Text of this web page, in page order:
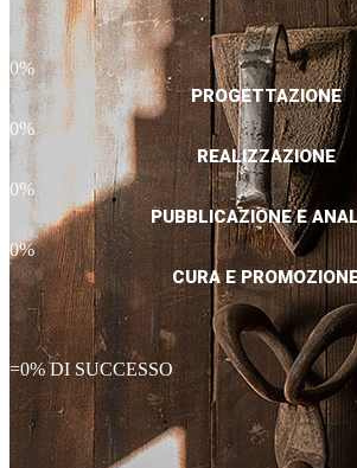
0%
PROGETTAZIONE
0%
REALIZZAZIONE
0%
PUBBLICAZIONE E
0%
CURA E
=0% DI SUCCESSO